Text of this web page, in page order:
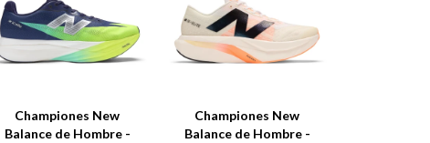
Championes New
Balance de Hombre -
Championes New
Balance de Hombre -